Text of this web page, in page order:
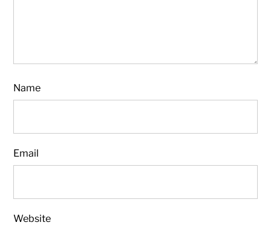
Name
Email
Website